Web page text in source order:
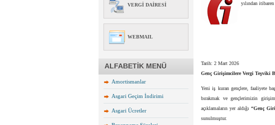
VERGI DAIRESI
WEBMAIL
ALFABETİK MENÜ
Amortismanlar
Asgari Geçim İndirimi
Asgari Ücretler
yılından
Tarih: 2 Mart 2026
Genç Girişimcilere Vergi Teşviki
Yeni iş kuran gençlere, faaliyete
bırakmak ve gençlerimizin
açıklamaların yer aldığı“Genç
sunulmuştur.